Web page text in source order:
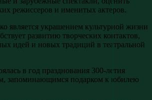
режиссеров и именитых актеров.
является украшением культурной жизни
развитию творческих контактов,
идей и новых традиций в театральной
в год празднования 300-летия
запоминающимся подарком к юбилею